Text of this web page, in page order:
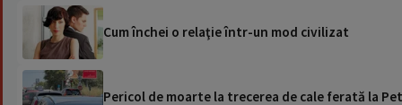
Cum închei o relaţie într-un mod civilizat
Pericol de moarte la trecerea de cale ferată la